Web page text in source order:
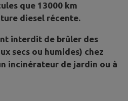
que 13000 km
diesel récente.
interdit de brûler des
secs ou humides) chez
incinérateur de jardin ou à